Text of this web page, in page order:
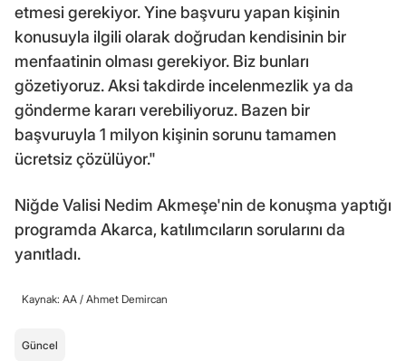
etmesi gerekiyor. Yine başvuru yapan kişinin
konusuyla ilgili olarak doğrudan kendisinin bir
menfaatinin olması gerekiyor. Biz bunları
gözetiyoruz. Aksi takdirde incelenmezlik ya da
gönderme kararı verebiliyoruz. Bazen bir
başvuruyla 1 milyon kişinin sorunu tamamen
ücretsiz çözülüyor."
Niğde Valisi Nedim Akmeşe'nin de konuşma yaptığı
programda Akarca, katılımcıların sorularını da
yanıtladı.
Kaynak: AA / Ahmet Demircan
Güncel